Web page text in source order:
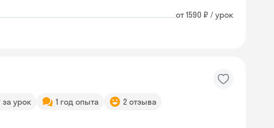
от 1590 ₽ / урок
за урок 1 год опыта 2 отзыва